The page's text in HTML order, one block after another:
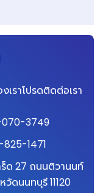
ราโปรดติดต่อเรา
3749
1471
ด 27 ถนนติวานนท์
ดนนทบุรี 11120